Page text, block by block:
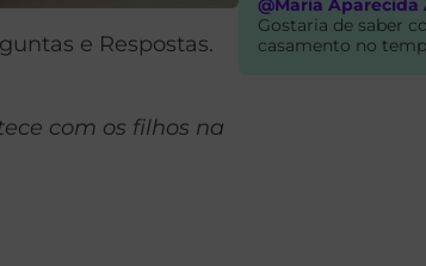
e Respostas.
com os filhos na
@Maria Aparecida
Gostaria de saber
casamento no